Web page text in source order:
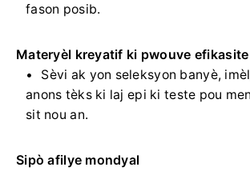
fason posib.
Materyèl kreyatif ki pwouve
Sèvi ak yon seleksyon banyè,
anons tèks ki laj epi ki teste pou
sit nou an.
Sipò afilye mondyal